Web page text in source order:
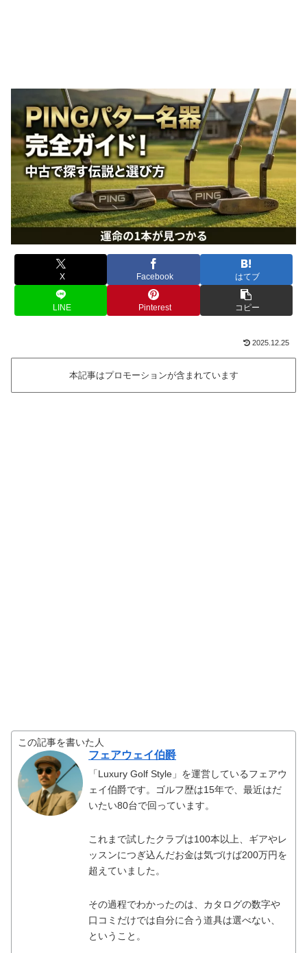
X Facebook はてブ
LINE Pinterest コピー
2025.12.25
本記事はプロモーションが含まれています
この記事を書いた人
フェアウェイ伯爵
「Luxury Golf Style」を運営しているフェアウ
ェイ伯爵です。ゴルフ歴は15年で、最近はだ
いたい80台で回っています。
これまで試したクラブは100本以上、ギアやレ
ッスンにつぎ込んだお金は気づけば200万円を
超えていました。
その過程でわかったのは、カタログの数字や
口コミだけでは自分に合う道具は選べない、
ということ。